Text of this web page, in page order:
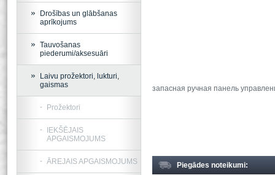
запасная ручная панель
Piegādes noteikumi:
Drošības un glābšanas
aprīkojums
Tauvošanas
piederumi/aksesuāri
Laivu prožektori, lukturi,
gaismas
Prožektori
IEKŠĒJAIS
APGAISMOJUMS
ĀREJAIS APGAISMOJUMS